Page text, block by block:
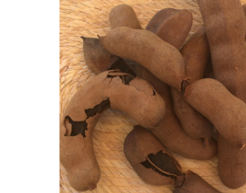
los champiñones o
se cocerán a fuego lento
que suelten su jugo. Antes de
hongos cambien de color se
el epazote hasta convertirse
mezcla homogénea.
Cuando los vegetales han
color oscuro, se agrega el
la licuadora. A partir de este